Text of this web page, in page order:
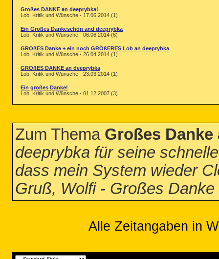
Großes DANKE an deeprybka!
Lob, Kritik und Wünsche - 17.06.2014 (1)
Ein Großes Dankeschön and deeprybka
Lob, Kritik und Wünsche - 06.06.2014 (6)
GROßES Danke + ein noch GRÖßERES Lob an deeprybka
Lob, Kritik und Wünsche - 26.04.2014 (1)
GROßES DANKE an deeprybka
Lob, Kritik und Wünsche - 23.03.2014 (1)
Ein großes Danke!
Lob, Kritik und Wünsche - 01.12.2007 (3)
Zum Thema Großes
deeprybka für seine
dass mein System wieder
Gruß, Wolfi - Großes
Alle Zeitangaben in